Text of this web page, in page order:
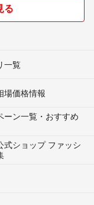
る
一覧
場価格情報
ーン一覧・おすすめ
式ショップ ファッシ